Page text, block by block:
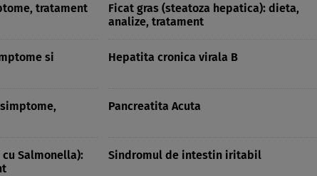
tratament
Ficat gras (steatoza hepatica): dieta,
analize, tratament
si
Hepatita cronica virala B
Pancreatita Acuta
Salmonella):
Sindromul de intestin iritabil